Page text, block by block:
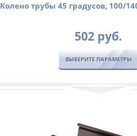
Колено трубы 45 градусов, 100/
502 руб.
ВЫБЕРИТЕ ПАРАМЕТРЫ